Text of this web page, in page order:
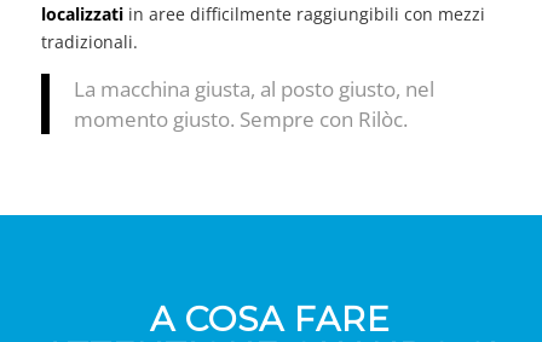
localizzatiin aree difficilmente raggiungibili con mezzi
tradizionali.
La macchina giusta, al posto giusto, nel
momento giusto. Sempre con Rilòc.
A COSA FARE